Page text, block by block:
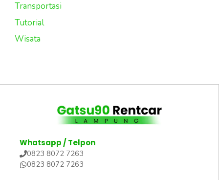
Transportasi
Tutorial
Wisata
Whatsapp / Telpon
0823 8072 7263
0823 8072 7263